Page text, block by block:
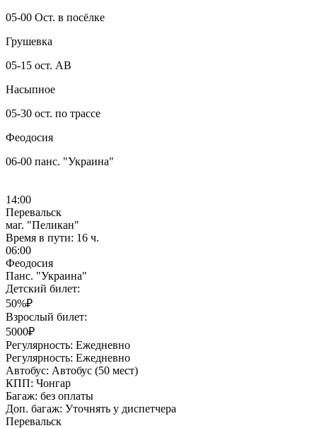
05-00 Ост. в посёлке
Грушевка
05-15 ост. АВ
Насыпное
05-30 ост. по трассе
Феодосия
06-00 панс. "Украина"
14:00
Перевальск
маг. "Пеликан"
Время в пути: 16 ч.
06:00
Феодосия
Панс. "Украина"
Детский билет:
50%₽
Взрослый билет:
5000₽
Регулярность: Ежедневно
Регулярность: Ежедневно
Автобус: Автобус (50 мест)
КПП: Чонгар
Багаж: без оплаты
Доп. багаж: Уточнять у диспетчера
Перевальск